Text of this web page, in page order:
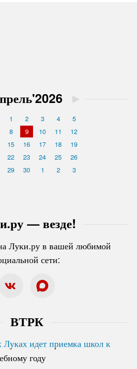
— везде!
Луки.ру в вашей любимой
сети:
►
1 2 3 4
5
8 9 10 11
12
15 16 17 18
19
22 23 24 25
26
29 30 1 2 3
ВТРК
идет приемка школ к
году
идет приемка школ к
году